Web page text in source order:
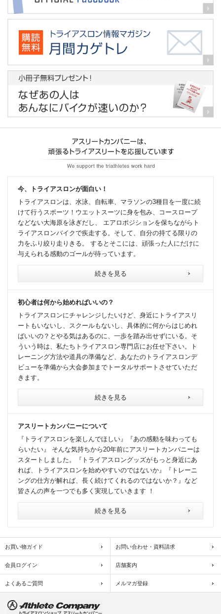
今、トライアスロンが面白い！
トライアスロンは、水泳、自転車、マラソンの3種目を一度に続
けて行うスポーツ！ウエットスーツに身を包み、コースロープ
などない大海原を泳ぎだし、 エアロポジションを保ちながらト
ライアスロンバイクで疾走する。そして、自分の持てる限りの
力をふり絞り走りきる。 するとそこには、頑張った人にだけに
与えられる感動のゴールが待っています。
続きを見る
初心者は何から始めればいいの？
トライアスロンにチャレンジしたいけど、身近にトライアスリ
ートもいないし、スクールもないし、具体的に何からはじめれ
ばいいの？とやる気はあるのに、一歩を踏み出せずにいる。そ
ういう時は、私たちトライアスロン専門店にお任せ下さい。ト
レーニング方法や道具の準備など、あなたのトライアスロンデ
ビューを準備から大会参加までトータルサポートさせていただ
きます。
続きを見る
アスリートカンパニーについて
『トライアスロンを楽しんでほしい』『あの感動を味わっても
らいたい』 そんな気持ちから20年前にアスリートカンパニーは
スタートしました。『トライアスロングッズがもっと身近にあ
れば、トライアスロンを始めやすいのではないか』『トレーニ
ングの仕方が解れば、長く続けてくれるのではないか？』など
皆さんの声を一つでも多く実現していきます ！
続きを見る
お買い物ガイド お問い合わせ・資料請求
会員ログイン 店舗案内
よくあるご質問 メルマガ登録